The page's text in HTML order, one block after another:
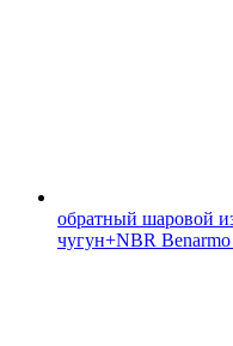
обратный шаровой
чугун+NBR Benarmo